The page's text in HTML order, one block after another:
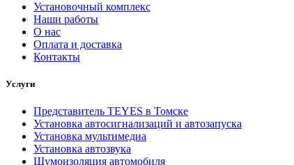
Установочный комплекс
Наши работы
О нас
Оплата и доставка
Контакты
Услуги
Представитель TEYES в Томске
Установка автосигнализаций и автозапуска
Установка мультимедиа
Установка автозвука
Шумоизоляция автомобиля